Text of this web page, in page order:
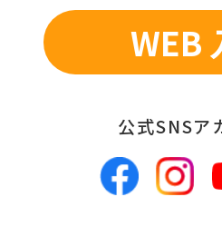
WEB
公式SNSア